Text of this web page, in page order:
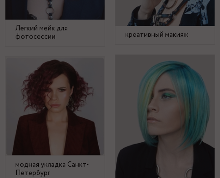
Легкий мейк для
фотосессии
креативный макияж
модная укладка Санкт-
Петербург